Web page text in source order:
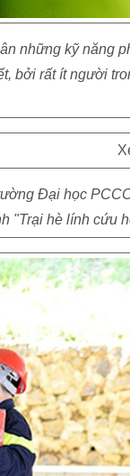
những kỹ năng
bởi rất ít người
Đại học
"Trại hè lính cứu